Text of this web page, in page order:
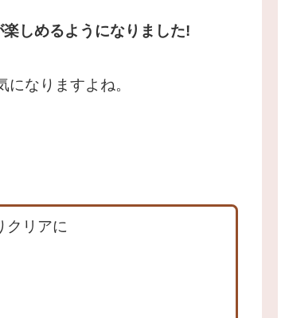
しめるようになりました!
なりますよね。
クリアに